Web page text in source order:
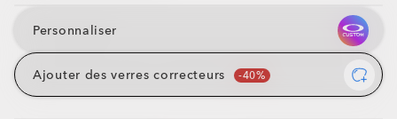
Personnaliser
Ajouter des verres correcteurs